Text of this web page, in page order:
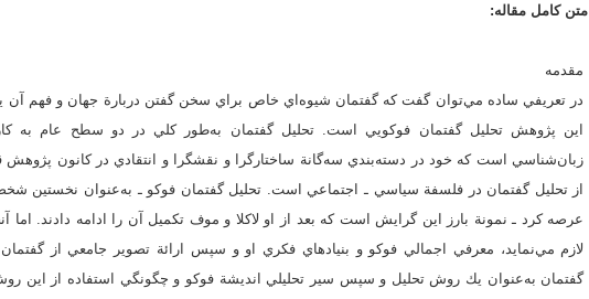
متن کامل مقاله:
مقدمه
در تعريفي ساده مي‌توان گفت كه گفتمان شيوه‌اي خاص براي سخن گفتن دربارة جهان و فهم آن
اين پژوهش تحليل گفتمان فوكويي است. تحليل گفتمان به‌طور كلي در دو سطح عام به
زبان‌شناسي است كه خود در دسته‌بندي سه‌گانة ساختارگرا و نقشگرا و انتقادي در كانون
از تحليل گفتمان در فلسفة سياسي ـ اجتماعي است. تحليل گفتمان فوكو ـ به‌عنوان نخستين
عرصه كرد ـ نمونة بارز اين گرايش است كه بعد از او لاكلا و موف تكميل آن را ادامه دادند. اما
لازم مي‌نمايد، معرفي اجمالي فوكو و بنيادهاي فكري او و سپس ارائة تصوير جامعي از
گفتمان به‌عنوان يك روش تحليل و سپس سير تحليلي انديشة فوكو و چگونگي استفاده از اين